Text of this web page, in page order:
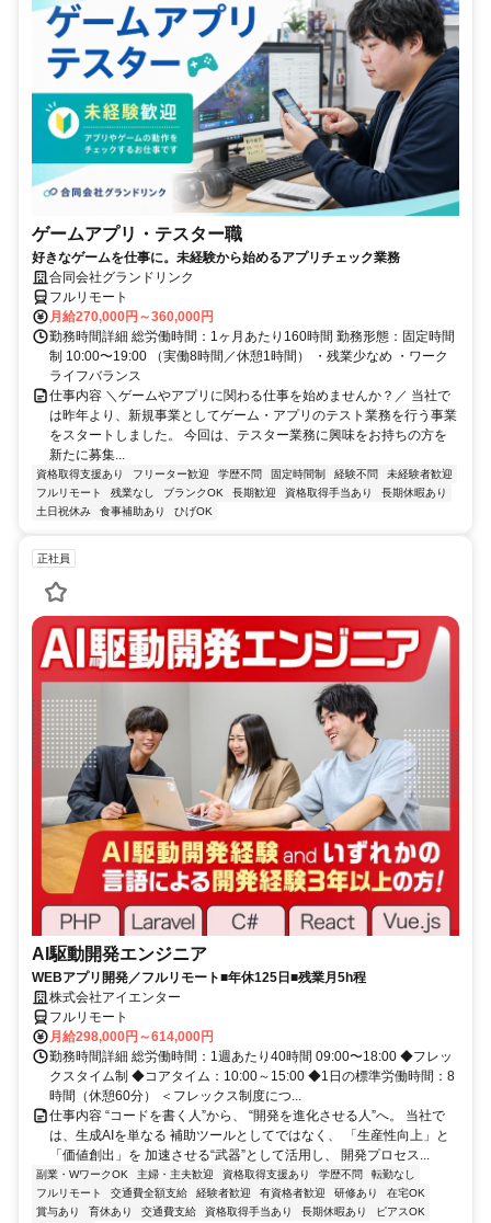
ゲームアプリ・テスター職
好きなゲームを仕事に。未経験から始めるアプリチェック業務
合同会社グランドリンク
フルリモート
月給270,000円～360,000円
勤務時間詳細 総労働時間：1ヶ月あたり160時間 勤務形態：固定時間
制 10:00〜19:00 （実働8時間／休憩1時間） ・残業少なめ ・ワーク
ライフバランス
仕事内容 ＼ゲームやアプリに関わる仕事を始めませんか？／ 当社で
は昨年より、新規事業としてゲーム・アプリのテスト業務を行う事業
をスタートしました。 今回は、テスター業務に興味をお持ちの方を
新たに募集...
資格取得支援あり フリーター歓迎 学歴不問 固定時間制 経験不問
未経験者歓迎
フルリモート
残業なし ブランクOK 長期歓迎 資格取得手当あり
長期休暇あり
土日祝休み
食事補助あり ひげOK
正社員
AI駆動開発エンジニア
WEBアプリ開発／フルリモート■年休125日■残業月5h程
株式会社アイエンター
フルリモート
月給298,000円～614,000円
勤務時間詳細 総労働時間：1週あたり40時間 09:00〜18:00 ◆フレッ
クスタイム制 ◆コアタイム：10:00～15:00 ◆1日の標準労働時間：8
時間（休憩60分） ＜フレックス制度につ...
仕事内容 “コードを書く人”から、 “開発を進化させる人”へ。 当社で
は、生成AIを単なる 補助ツールとしてではなく、 「生産性向上」と
「価値創出」を 加速させる“武器”として活用し、 開発プロセス...
副業・WワークOK 主婦・主夫歓迎 資格取得支援あり 学歴不問
転勤なし
フルリモート
交通費全額支給 経験者歓迎 有資格者歓迎 研修あり
在宅OK
賞与あり
育休あり 交通費支給 資格取得手当あり 長期休暇あり
ピアスOK